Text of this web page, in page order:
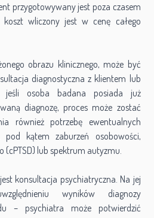
przygotowywany jest poza czasem
wliczony jest w cenę całego
obrazu klinicznego, może być
diagnostyczna z klientem lub
jeśli osoba badana posiada już
diagnozę, proces może zostać
również potrzebę ewentualnych
kątem zaburzeń osobowości,
(cPTSD) lub spektrum autyzmu.
konsultacja psychiatryczna. Na jej
wyników diagnozy
– psychiatra może potwierdzić